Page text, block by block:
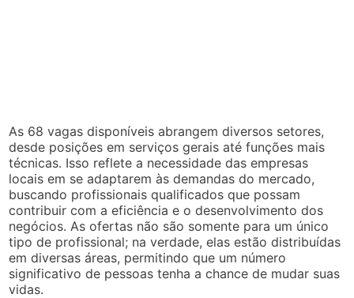
As 68 vagas disponíveis abrangem diversos setores,
desde posições em serviços gerais até funções mais
técnicas. Isso reflete a necessidade das empresas
locais em se adaptarem às demandas do mercado,
buscando profissionais qualificados que possam
contribuir com a eficiência e o desenvolvimento dos
negócios. As ofertas não são somente para um único
tipo de profissional; na verdade, elas estão distribuídas
em diversas áreas, permitindo que um número
significativo de pessoas tenha a chance de mudar suas
vidas.